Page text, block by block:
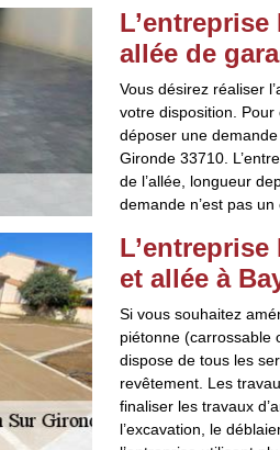
allée de
Vous désirez réaliser
votre disposition. Pour
déposer une
Gironde 33710.
de l’allée, longueur
demande n’est pas
et allée à
Si vous souhaitez
piétonne (carrossable
dispose de tous les
revêtement. Les
finaliser les travaux
l’excavation, le